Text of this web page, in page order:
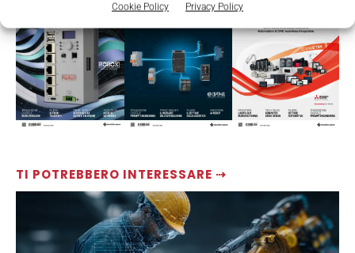
Cookie Policy Privacy Policy
TI POTREBBERO INTERESSARE ⇢